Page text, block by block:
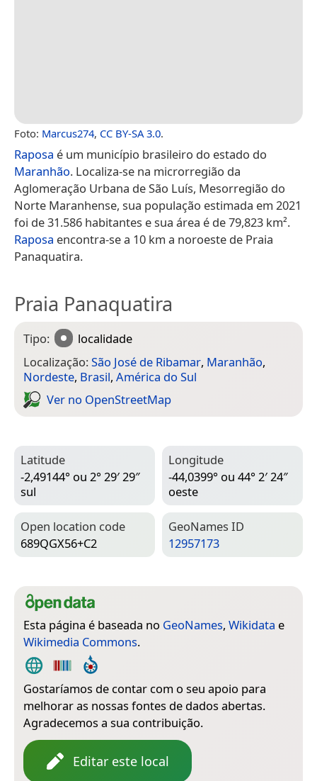
Foto: Marcus274, CC BY-SA 3.0.
Raposa é um município brasileiro do estado do
Maranhão. Localiza-se na microrregião da
Aglomeração Urbana de São Luís, Mesorregião do
Norte Maranhense, sua população estimada em 2021
foi de 31.586 habitantes e sua área é de 79,823 km².
Raposa encontra-se a 10 km a noroeste de Praia
Panaquatira.
Praia Panaquatira
Tipo:
localidade
Localização:São José de Ribamar, Maranhão,
Nordeste, Brasil, América do Sul
Ver no Open­Street­Map
Latitude
-2,49144° ou 2° 29′ 29″
sul
Longitude
-44,0399° ou 44° 2′ 24″
oeste
Open location code
689QGX56+C2
Geo­Names ID
12957173
Esta página é baseada no GeoNames, Wikidata e
Wikimedia Commons.
Gostaríamos de contar com o seu apoio para
melhorar as nossas fontes de dados abertas.
Agradecemos a sua contribuição.
Editar este local